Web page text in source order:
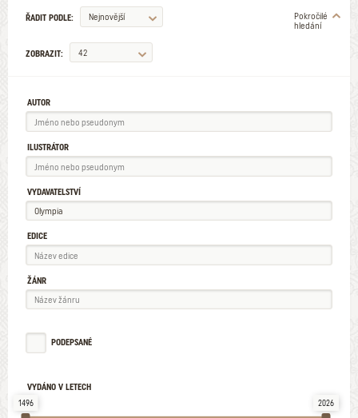
Pokročilé
hledání
ŘADIT PODLE: Nejnovější
ZOBRAZIT: 42
AUTOR
ILUSTRÁTOR
VYDAVATELSTVÍ
EDICE
ŽÁNR
PODEPSANÉ
VYDÁNO V LETECH
1496 2026